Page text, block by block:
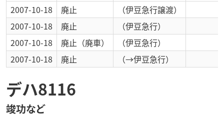
2007-10-18
廃止
（伊豆急行譲渡）
2007-10-18
廃止
（伊豆急行）
2007-10-18
廃止 （廃車）
（伊豆急行）
2007-10-18
廃止 （→伊豆急行）
デハ8116
竣功など